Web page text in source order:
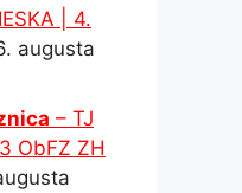
| 4.
augusta
– TJ
ObFZ ZH